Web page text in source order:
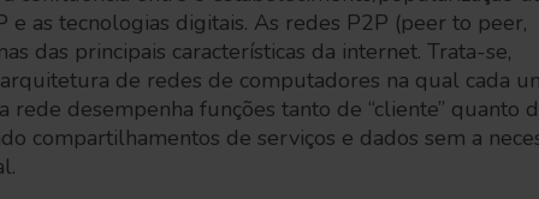
e as tecnologias digitais. As redes P2P (peer to peer,
das principais características da internet. Trata-se,
de redes de computadores na qual cada
rede desempenha funções tanto de “cliente” quanto
compartilhamentos de serviços e dados sem a